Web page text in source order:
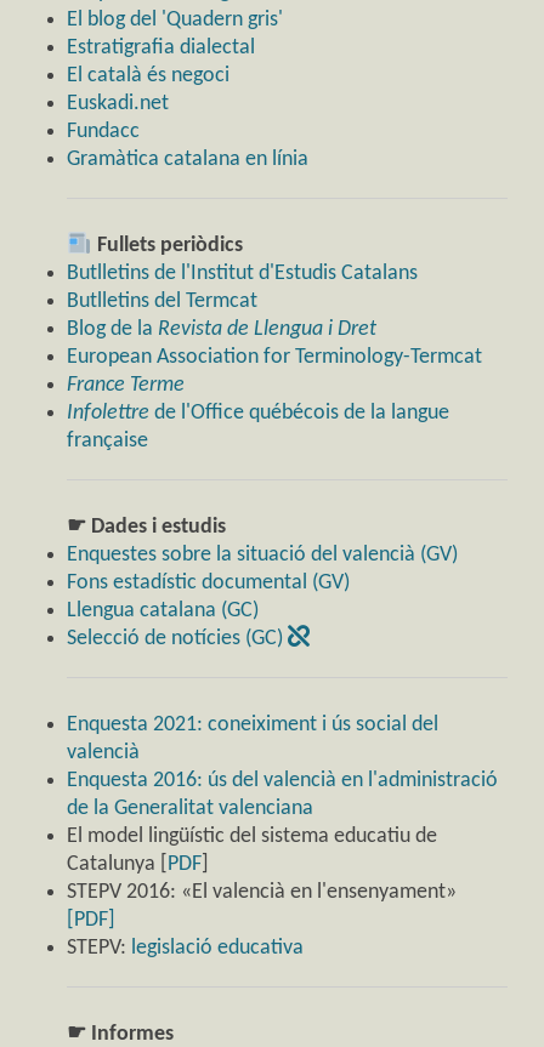
El blog del 'Quadern gris'
Estratigrafia dialectal
El català és negoci
Euskadi.net
Fundacc
Gramàtica catalana en línia
Fullets periòdics
Butlletins de l'Institut d'Estudis Catalans
Butlletins del Termcat
Blog de la Revista de Llengua i Dret
European Association for Terminology-Termcat
France Terme
Infolettre de l'Office québécois de la langue
française
☛ Dades i estudis
Enquestes sobre la situació del valencià (GV)
Fons estadístic documental (GV)
Llengua catalana (GC)
Selecció de notícies (GC)
Enquesta 2021: coneiximent i ús social del
valencià
Enquesta 2016: ús del valencià en l'administració
de la Generalitat valenciana
El model lingüístic del sistema educatiu de
Catalunya [ PDF
STEPV 2016: «El valencià en l'ensenyament»
[PDF]
STEPV: legislació educativa
☛ Informes